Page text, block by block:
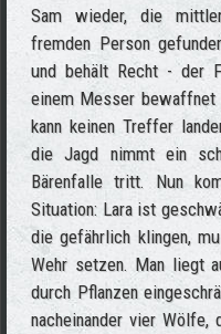
Sam wieder, die
fremden Person
und behält Recht - der
einem Messer bewaffnet
kann keinen Treffer
die Jagd nimmt ein
Bärenfalle tritt. Nun
Situation: Lara ist
die gefährlich klingen,
Wehr setzen. Man liegt
durch Pflanzen
nacheinander vier